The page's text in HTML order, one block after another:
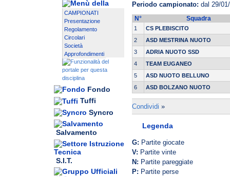
CAMPIONATI
Presentazione
Regolamento
Circolari
Società
Approfondimenti
Fondo
Tuffi
Syncro
Salvamento
S.I.T.
Periodo campionato: dal 29/
N° Squadra
1
CS PLEBISCITO
2
ASD MESTRINA NUOTO
3
ADRIA NUOTO SSD
4
TEAM EUGANEO
5
ASD NUOTO BELLUNO
6
ASD BOLZANO NUOTO
Condividi »
Legenda
G: Partite giocate
V: Partite vinte
N: Partite pareggiate
P: Partite perse